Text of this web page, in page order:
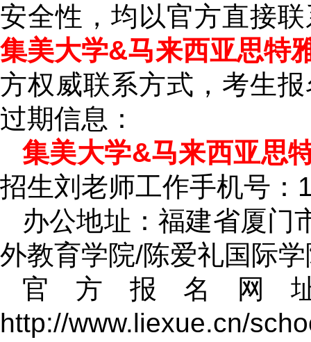
安全性，均以官方直接
集美大学&马来西亚思特
方权威联系方式，考生
过期信息：
集美大学&马来西亚思
招生刘老师工作手机号：
办公地址：福建省厦门
外教育学院/陈爱礼国际
官方报名网
http://www.liexue.cn/